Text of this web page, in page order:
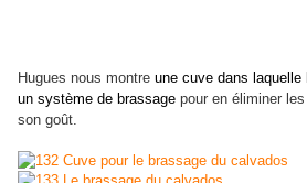
Hugues nous montre une cuve dans
un système de brassage pour en éliminer
son goût.